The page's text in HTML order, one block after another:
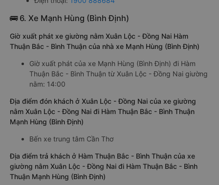
Đồng Nai:
Xem địa chỉ văn phòng nhà xe Thảo Mạnh Hùng:
https://vexere.com/vi-VN/xe-thao-manh-hung
Điện thoại:1900 888684
🚌 6. Xe Mạnh Hùng (Bình Định)
Giờ xuất phát xe giường nằm Xuân Lộc - Đồng Nai Hàm
Thuận Bắc - Bình Thuận của nhà xe Mạnh Hùng (Bình Định)
Giờ xuất phát của xe Mạnh Hùng (Bình Định) đi Hàm
Thuận Bắc - Bình Thuận từ Xuân Lộc - Đồng Nai giường
nằm: 14:00
Địa điểm đón khách ở Xuân Lộc - Đồng Nai của xe giường
Mạnh Hùng (Bình Định)
Bến xe trung tâm Cần Thơ